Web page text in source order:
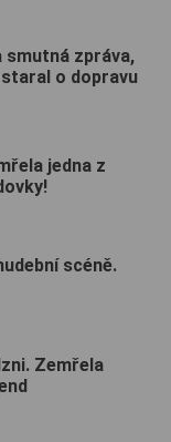
zpráva,
o dopravu
jedna z
scéně.
Zemřela